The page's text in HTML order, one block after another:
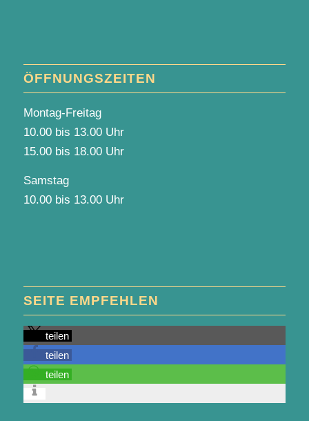
ÖFFNUNGSZEITEN
Montag-Freitag
10.00 bis 13.00 Uhr
15.00 bis 18.00 Uhr
Samstag
10.00 bis 13.00 Uhr
SEITE EMPFEHLEN
teilen
teilen
teilen